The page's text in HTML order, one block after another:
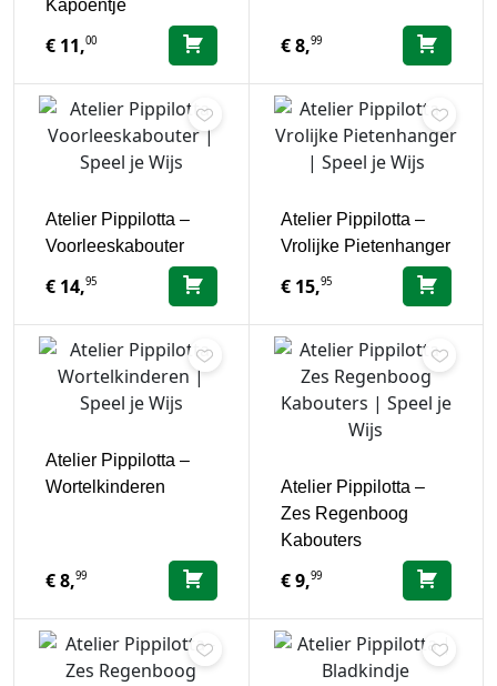
Kapoentje
€ 11,00 €8,99
Atelier Pippilotta –
Voorleeskabouter
€ 14,95
Atelier Pippilotta –
Vrolijke Pietenhanger
€15,95
Atelier Pippilotta –
Wortelkinderen
€8,99
Atelier Pippilotta –
Zes Regenboog
Kabouters
€9,99